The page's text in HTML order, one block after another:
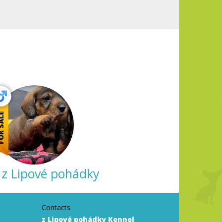
Lipové pohádky
Contacts
z Lipové pohádky Kennel